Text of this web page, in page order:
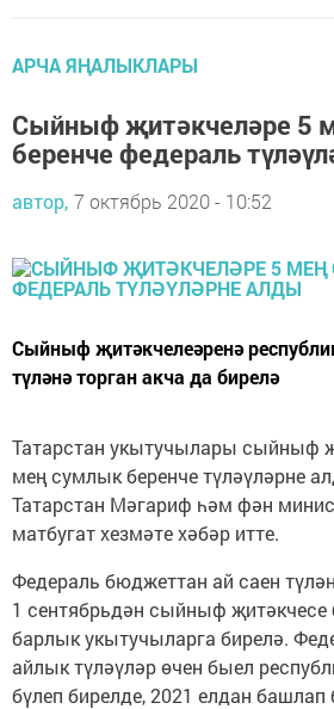
АРЧА ЯҢАЛЫКЛАРЫ
Сыйныф җитәкчеләре 5
беренче федераль
автор, 7 октябрь 2020 - 10:52
Сыйныф җитәкчелеәренә
түләнә торган акча да бирелә
Татарстан укытучылары сыйныф
мең сумлык беренче түләүләрне
Татарстан Мәгариф һәм фән
матбугат хезмәте хәбәр итте.
Федераль бюджеттан ай саен
1 сентябрьдән сыйныф
барлык укытучыларга бирелә.
айлык түләүләр өчен быел
бүлеп бирелде, 2021 елдан